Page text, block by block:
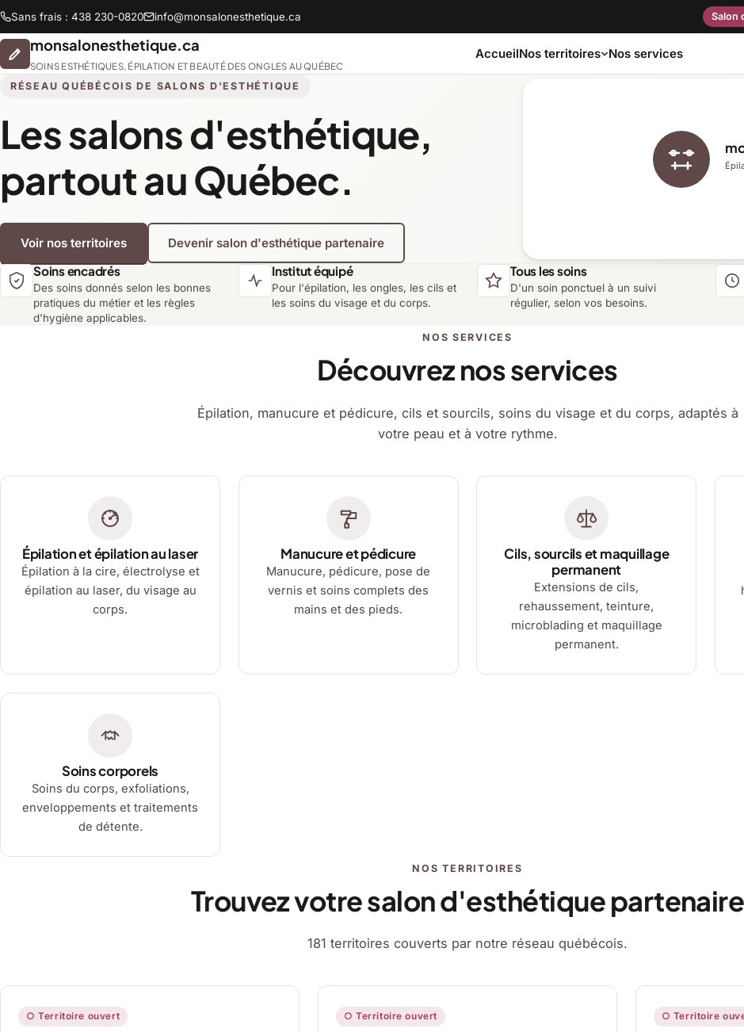
Sans frais : 438 230-0820 info@monsalonesthetique.ca Salon
monsalonesthetique.ca
SOINS ESTHÉTIQUES, ÉPILATION ET BEAUTÉ DES ONGLES AU QUÉBEC
AccueilNos territoires
Bas-Saint-Laurent Capitale-Nationale
Lanaudière Laurentides Laval
Montérégie Nord-du-Québec
Nos services
RÉSEAU QUÉBÉCOIS DE SALONS D'ESTHÉTIQUE
Les salons d'esthétique,
partout au Québec.
Voir nos territoires Devenir salon d'esthétique partenaire
Soins encadrés
Des soins donnés selon les bonnes
pratiques du métier et les règles
d'hygiène applicables.
Institut équipé
Pour l'épilation, les ongles, les cils et
les soins du visage et du corps.
Tous les soins
D'un soin ponctuel à un suivi
régulier, selon vos besoins.
NOS SERVICES
Découvrez nos services
Épilation, manucure et pédicure, cils et sourcils, soins du visage et du corps, adaptés à
votre peau et à votre rythme.
Épilation et épilation au laser
Épilation à la cire, électrolyse et
épilation au laser, du visage au
corps.
Manucure et pédicure
Manucure, pédicure, pose de
vernis et soins complets des
mains et des pieds.
Cils, sourcils et maquillage
permanent
Extensions de cils,
rehaussement, teinture,
microblading et maquillage
permanent.
Soins corporels
Soins du corps, exfoliations,
enveloppements et traitements
de détente.
NOS TERRITOIRES
Trouvez votre salon d'esthétique partenaire
181 territoires couverts par notre réseau québécois.
○ Territoire ouvert ○ Territoire ouvert ○ Territoire